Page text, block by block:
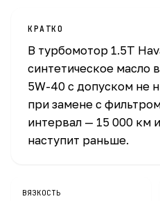
КРАТКО
В турбомотор 1.5T
синтетическое масло
5W-40 с допуском не
при замене с
интервал — 15 000 км
наступит раньше.
ВЯЗКОСТЬ